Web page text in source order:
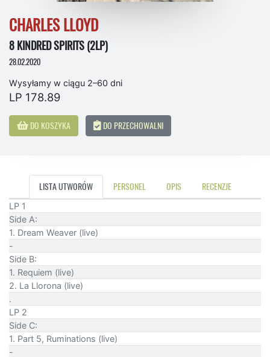
CHARLES LLOYD
8 KINDRED SPIRITS (2LP)
28.02.2020
Wysyłamy w ciągu 2–60 dni
LP 178.89
DO KOSZYKA DO PRZECHOWALNI
LISTA UTWORÓW PERSONEL OPIS RECENZJE
LP 1
Side A:
1. Dream Weaver (live)
-
Side B:
1. Requiem (live)
2. La Llorona (live)
.
LP 2
Side C:
1. Part 5, Ruminations (live)
-